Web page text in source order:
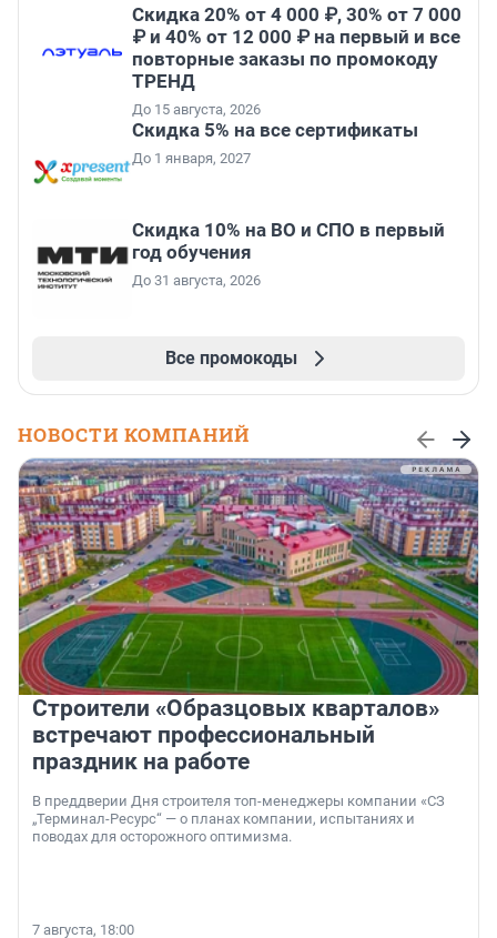
Скидка 20% от 4 000 ₽, 30% от 7 000
₽ и 40% от 12 000 ₽ на первый и все
повторные заказы по промокоду
ТРЕНД
До 15 августа, 2026
Скидка 5% на все сертификаты
До 1 января, 2027
Скидка 10% на ВО и СПО в первый
год обучения
До 31 августа, 2026
Все промокоды
НОВОСТИ КОМПАНИЙ
Строители «Образцовых кварталов»
встречают профессиональный
праздник на работе
В преддверии Дня строителя топ-менеджеры компании «СЗ
„Терминал-Ресурс“ — о планах компании, испытаниях и
поводах для осторожного оптимизма.
7 августа, 18:00